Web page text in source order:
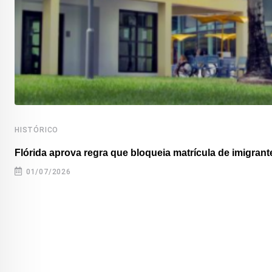
HISTÓRICO
Flórida aprova regra que bloqueia matrícula de
01/07/2026